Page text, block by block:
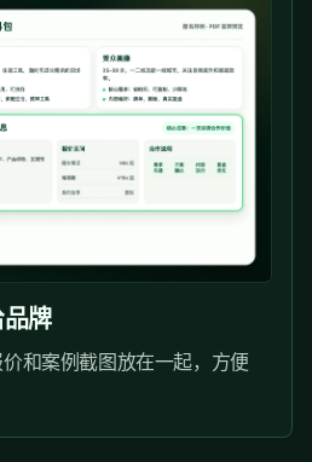
牌
和案例截图放在一起，方便